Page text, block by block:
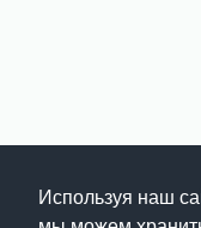
Используя наш